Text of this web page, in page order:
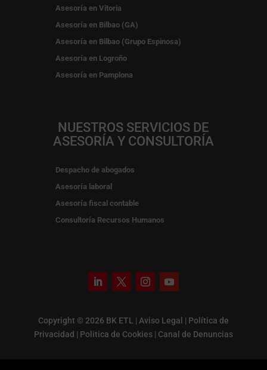
Asesoría en Vitoria
Asesoría en Bilbao (GA)
Asesoría en Bilbao (Grupo Espinosa)
Asesoría en Logroño
Asesoría en Pamplona
NUESTROS SERVICIOS DE
ASESORÍA Y CONSULTORÍA
Despacho de abogados
Asesoría laboral
Asesoría fiscal contable
Consultoría Recursos Humanos
Copyright © 2026 BK ETL | Aviso Legal | Política de
Privacidad | Politica de Cookies| Canal de Denuncias